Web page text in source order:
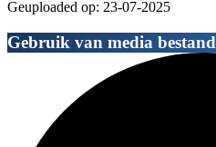
Geuploaded op: 23-07-2025
Gebruik van media bestand